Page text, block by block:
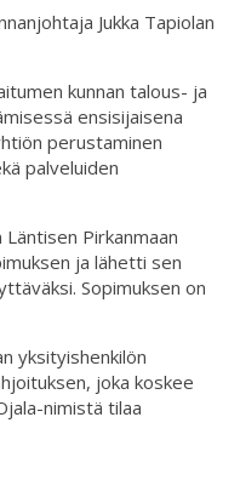
Jukka Tapiolan
kunnan talous- ja
ensisijaisena
perustaminen
palveluiden
Pirkanmaan
ja lähetti sen
Sopimuksen on
yksityishenkilön
joka koskee
nimistä tilaa